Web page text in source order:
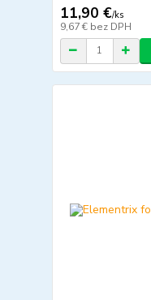
11,90 €/ks
9,67 € bez DPH